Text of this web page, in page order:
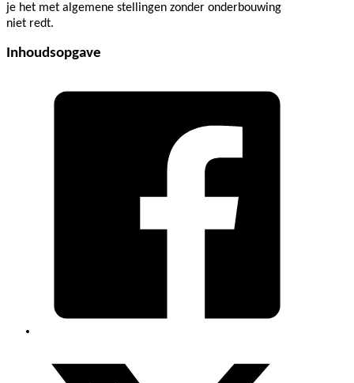
je het met algemene stellingen zonder onderbouwing
niet redt.
Inhoudsopgave